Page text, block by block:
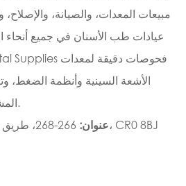
مبيعات المعدات، والصيانة،
عيادات طب الأسنان في جميع أنحاء
الأشعة السينية وأنظمة الضغط،
المشورة المجانية عبر الهاتف.
عنوان:266-268، طريق ويكهام، كرويدون، إنجلترا، CR0 8BJ